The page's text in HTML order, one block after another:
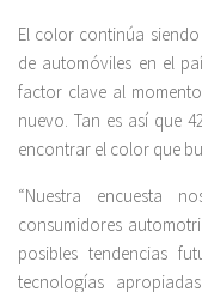
El color continúa
de automóviles en el
factor clave al
nuevo. Tan es así que
encontrar el color que
“Nuestra encuesta
consumidores
posibles tendencias
tecnologías